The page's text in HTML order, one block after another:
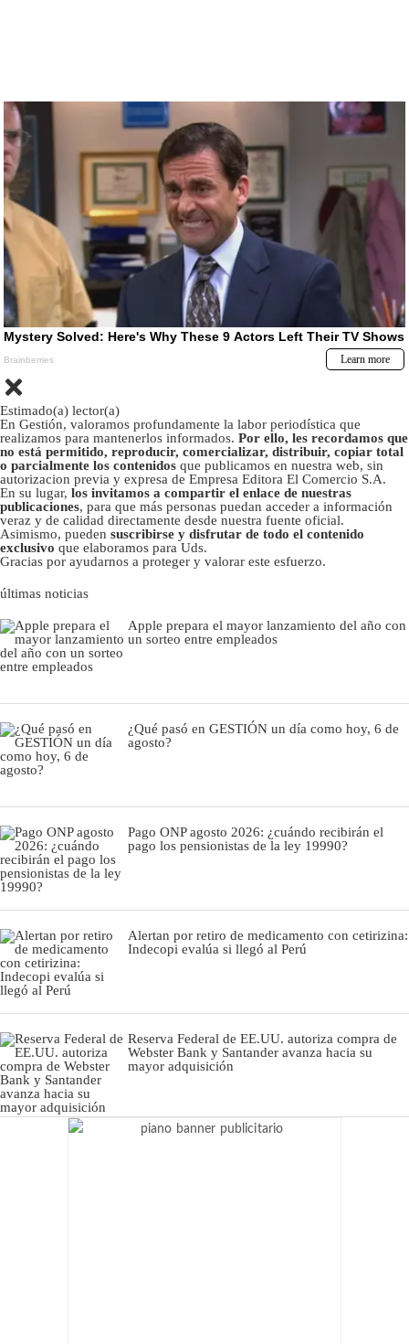
Estimado(a) lector(a)
En Gestión, valoramos profundamente la labor periodística que
realizamos para mantenerlos informados. Por ello, les recordamos que
no está permitido, reproducir, comercializar, distribuir, copiar total
o parcialmente los contenidos que publicamos en nuestra web, sin
autorizacion previa y expresa de Empresa Editora El Comercio S.A.
En su lugar, los invitamos a compartir el enlace de nuestras
publicaciones, para que más personas puedan acceder a información
veraz y de calidad directamente desde nuestra fuente oficial.
Asimismo, pueden suscribirse y disfrutar de todo el contenido
exclusivo que elaboramos para Uds.
Gracias por ayudarnos a proteger y valorar este esfuerzo.
últimas noticias
Apple prepara el mayor lanzamiento del año con
un sorteo entre empleados
¿Qué pasó en GESTIÓN un día como hoy, 6 de
agosto?
Pago ONP agosto 2026: ¿cuándo recibirán el
pago los pensionistas de la ley 19990?
Alertan por retiro de medicamento con cetirizina:
Indecopi evalúa si llegó al Perú
Reserva Federal de EE.UU. autoriza compra de
Webster Bank y Santander avanza hacia su
mayor adquisición